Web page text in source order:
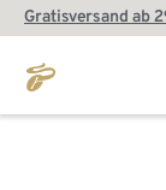
Gratisversand ab